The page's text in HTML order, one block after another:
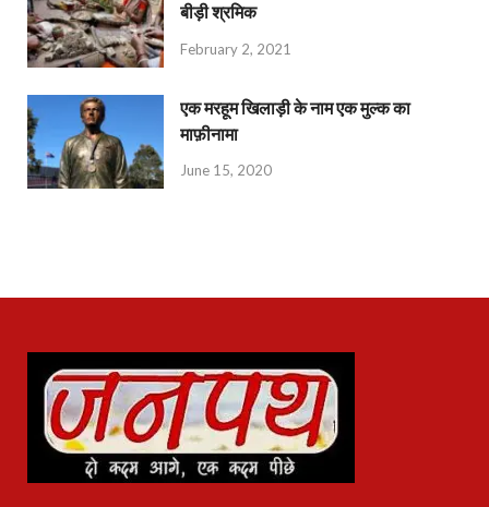
बीड़ी श्रमिक
February 2, 2021
एक मरहूम खिलाड़ी के नाम एक मुल्क का
माफ़ीनामा
June 15, 2020